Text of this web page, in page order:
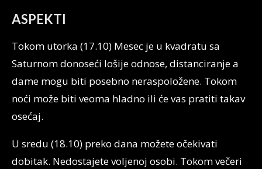
ASPEKTI
Tokom utorka (17.10) Mesec je u kvadratu sa
Saturnom donoseći lošije odnose, distanciranje a
dame mogu biti posebno neraspoložene. Tokom
noći može biti veoma hladno ili će vas pratiti takav
osećaj.
U sredu (18.10) preko dana možete očekivati
dobitak. Nedostajete voljenoj osobi. Tokom večeri